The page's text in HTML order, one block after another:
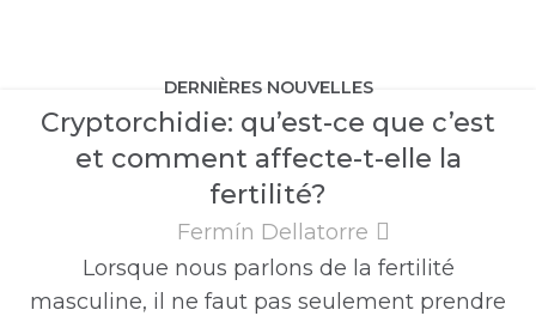
DERNIÈRES NOUVELLES
Cryptorchidie: qu’est-ce que c’est
et comment affecte-t-elle la
fertilité?
Fermín Dellatorre
Lorsque nous parlons de la fertilité
masculine, il ne faut pas seulement prendre